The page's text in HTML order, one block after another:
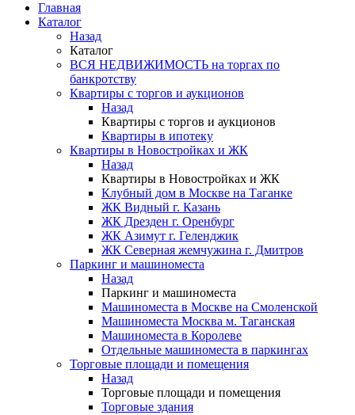
Главная
Каталог
Назад
Каталог
ВСЯ НЕДВИЖИМОСТЬ на торгах по
банкротству
Квартиры с торгов и аукционов
Назад
Квартиры с торгов и аукционов
Квартиры в ипотеку
Квартиры в Новостройках и ЖК
Назад
Квартиры в Новостройках и ЖК
Клубный дом в Москве на Таганке
ЖК Видный г. Казань
ЖК Дрезден г. Оренбург
ЖК Азимут г. Геленджик
ЖК Северная жемчужина г. Дмитров
Паркинг и машиноместа
Назад
Паркинг и машиноместа
Машиноместа в Москве на Смоленской
Машиноместа Москва м. Таганская
Машиноместа в Королеве
Отдельные машиноместа в паркингах
Торговые площади и помещения
Назад
Торговые площади и помещения
Торговые здания